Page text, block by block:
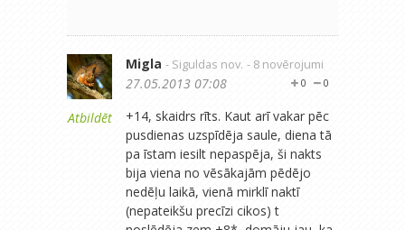
Atbildēt
Migla - Siguldas nov. - 8 novērojumi
0
0
27.05.2013 07:08
+14, skaidrs rīts. Kaut arī vakar pēc
pusdienas uzspīdēja saule, diena tā
pa īstam iesilt nepaspēja, ši nakts
bija viena no vēsākajām pēdējo
nedēļu laikā, vienā mirklī naktī
(nepateikšu precīzi cikos) t